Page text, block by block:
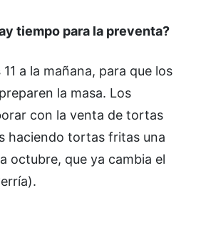
tiempo para la preventa?
a la mañana, para que los
la masa. Los
con la venta de tortas
haciendo tortas fritas una
octubre, que ya cambia el